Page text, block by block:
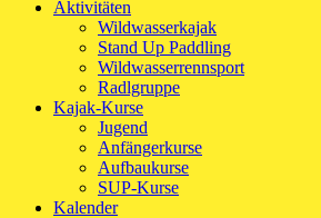
Aktivitäten
Wildwasserkajak
Stand Up Paddling
Wildwasserrennsport
Radlgruppe
Kajak-Kurse
Jugend
Anfängerkurse
Aufbaukurse
SUP-Kurse
Kalender